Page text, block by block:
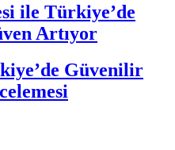
ile Türkiye’de
Artıyor
Güvenilir